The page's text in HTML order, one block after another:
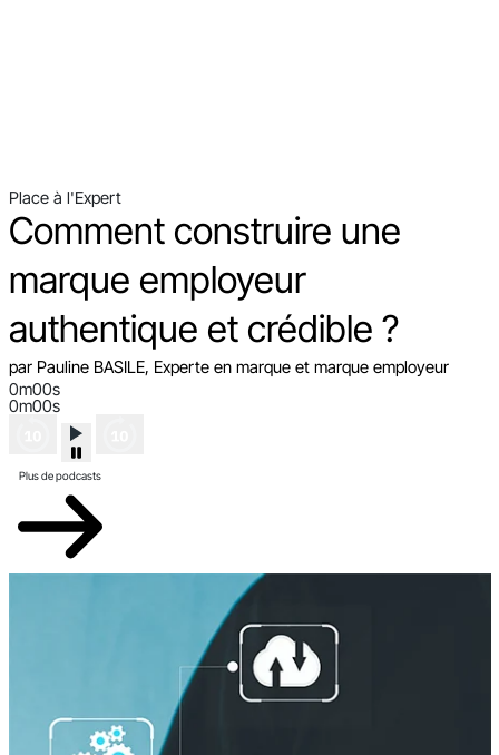
Place à l'Expert
Comment construire une
marque employeur
authentique et crédible ?
par Pauline BASILE, Experte en marque et marque employeur
0m00s
0m00s
Plus de podcasts